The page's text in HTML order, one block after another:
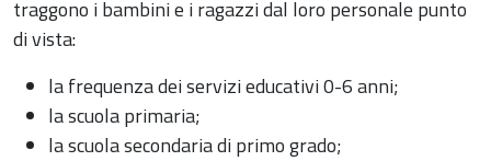
traggono i bambini e i ragazzi dal loro personale punto
di vista:
la frequenza dei servizi educativi 0-6 anni;
la scuola primaria;
la scuola secondaria di primo grado;